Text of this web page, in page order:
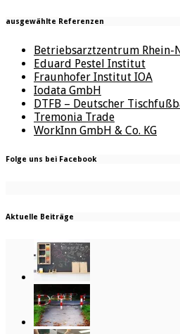
ausgewählte Referenzen
Betriebsarztzentrum Rhein-
Eduard Pestel Institut
Fraunhofer Institut IOA
Iodata GmbH
DTFB – Deutscher
Tremonia Trade
WorkInn GmbH & Co. KG
Folge uns bei Facebook
Aktuelle Beiträge